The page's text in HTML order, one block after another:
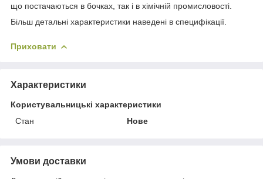
що постачаються в бочках, так і в хімічній промисловості.
Більш детальні характеристики наведені в специфікації.
Приховати
Характеристики
Користувальницькі характеристики
Стан
Нове
Умови доставки